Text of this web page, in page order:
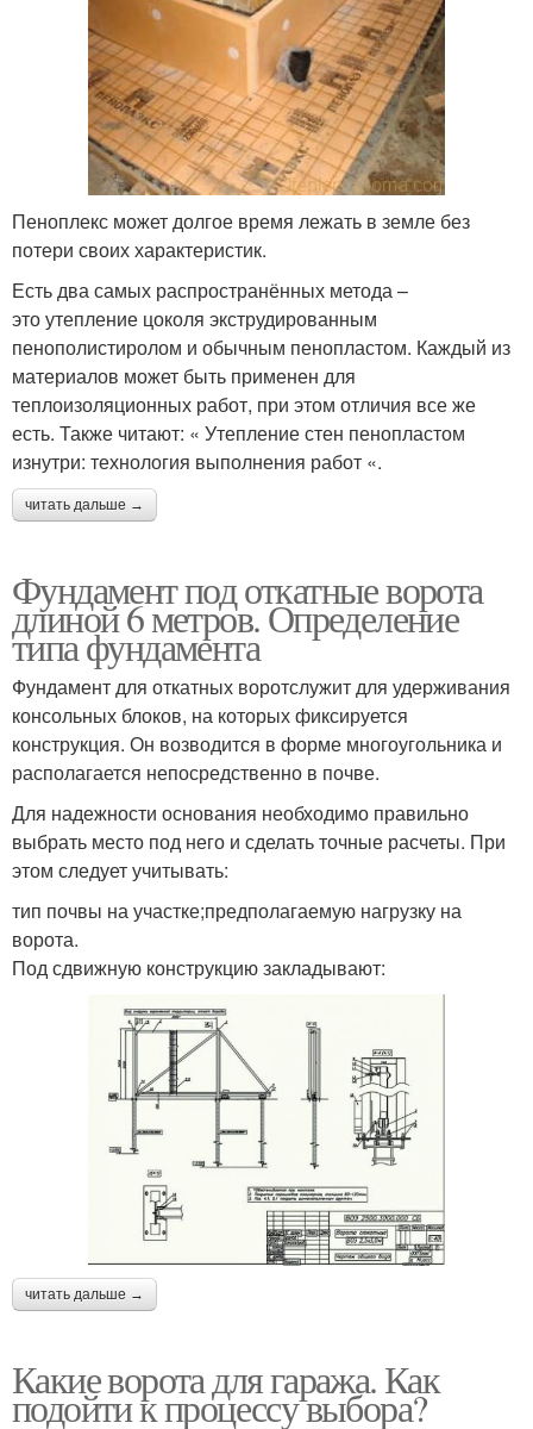
Пеноплекс может долгое время лежать в земле без
потери своих характеристик.
Есть два самых распространённых метода –
это утепление цоколя экструдированным
пенополистиролом и обычным пенопластом. Каждый из
материалов может быть применен для
теплоизоляционных работ, при этом отличия все же
есть. Также читают: « Утепление стен пенопластом
изнутри: технология выполнения работ «.
читать дальше →
Фундамент под откатные ворота
длиной 6 метров. Определение
типа фундамента
Фундамент для откатных воротслужит для удерживания
консольных блоков, на которых фиксируется
конструкция. Он возводится в форме многоугольника и
располагается непосредственно в почве.
Для надежности основания необходимо правильно
выбрать место под него и сделать точные расчеты. При
этом следует учитывать:
тип почвы на участке;предполагаемую нагрузку на
ворота.
Под сдвижную конструкцию закладывают:
читать дальше →
Какие ворота для гаража. Как
подойти к процессу выбора?